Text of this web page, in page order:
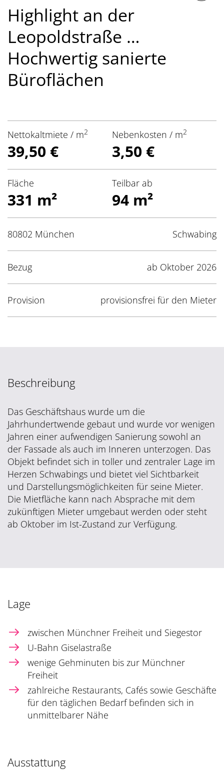
Highlight an der
Leopoldstraße …
Hochwertig sanierte
Büroflächen
Nettokaltmiete / m2
39,50 €
Nebenkosten / m2
3,50 €
Fläche
331 m²
Teilbar ab
94 m²
80802 München Schwabing
Bezug ab Oktober 2026
Provision provisionsfrei für den Mieter
Beschreibung
Das Geschäftshaus wurde um die
Jahrhundertwende gebaut und wurde vor wenigen
Jahren einer aufwendigen Sanierung sowohl an
der Fassade als auch im Inneren unterzogen. Das
Objekt befindet sich in toller und zentraler Lage im
Herzen Schwabings und bietet viel Sichtbarkeit
und Darstellungsmöglichkeiten für seine Mieter.
Die Mietfläche kann nach Absprache mit dem
zukünftigen Mieter umgebaut werden oder steht
ab Oktober im Ist-Zustand zur Verfügung.
Lage
zwischen Münchner Freiheit und Siegestor
U-Bahn Giselastraße
wenige Gehminuten bis zur Münchner
Freiheit
zahlreiche Restaurants, Cafés sowie Geschäfte
für den täglichen Bedarf befinden sich in
unmittelbarer Nähe
Ausstattung